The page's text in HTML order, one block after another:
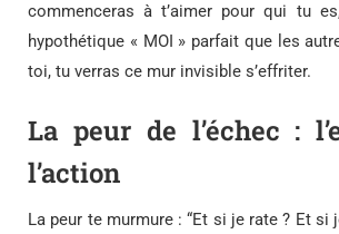
commenceras à t’aimer pour qui tu
hypothétique « MOI » parfait que les
toi, tu verras ce mur invisible s’effriter.
La peur de l’échec :
l’action
La peur te murmure : “Et si je rate ? Et si